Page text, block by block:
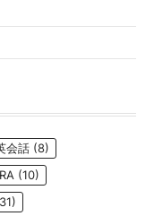
会話 (8)
(10)